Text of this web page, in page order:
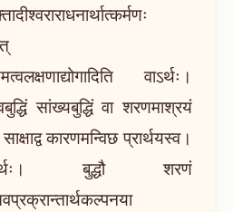
वाऽर्थः।
सांख्यबुद्धिं वा शरणमाश्रयं
कारणमन्विछ प्रार्थयस्व।
बुद्धौ शरणं